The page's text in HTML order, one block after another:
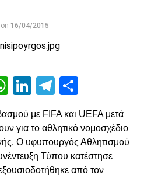
on 16/04/2015
WhatsApp
LinkedIn
Telegram
με FIFA και UEFA μετά
για το αθλητικό νομοσχέδιο
Ο υφυπουργός Αθλητισμού
Τύπου κατέστησε
από τον